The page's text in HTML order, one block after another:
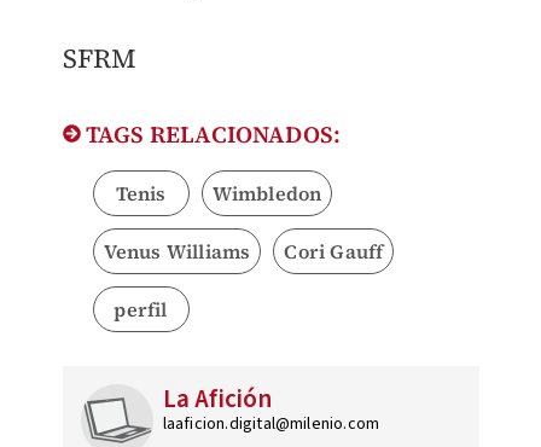
SFRM
TAGS RELACIONADOS:
Tenis Wimbledon
Venus Williams Cori Gauff
perfil
La Afición
laaficion.digital@milenio.com